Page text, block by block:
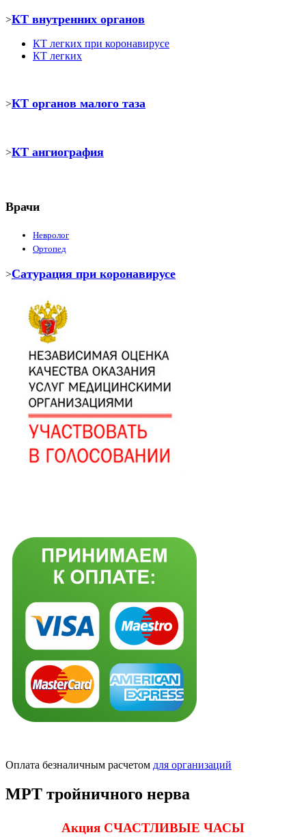
>КТ внутренних органов
КТ легких при коронавирусе
КТ легких
>КТ органов малого таза
>КТ ангиография
Врачи
Невролог
Ортопед
>Сатурация при коронавирусе
Оплата безналичным расчетом для организаций
МРТ тройничного нерва
Акция СЧАСТЛИВЫЕ ЧАСЫ